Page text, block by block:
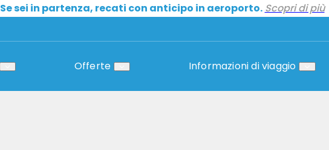
Se sei in partenza, recati con anticipo in aeroporto. Scopri di più
Offerte Informazioni di viaggio